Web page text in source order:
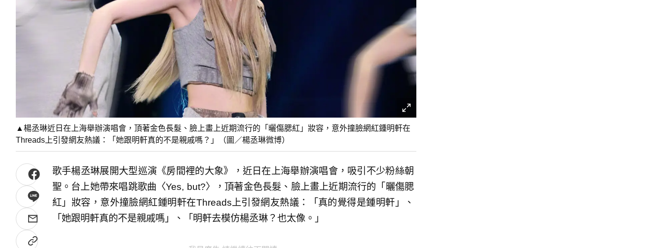
▲楊丞琳近日在上海舉辦演唱會，頂著金色長髮、臉上畫上近期流行的「曬傷腮紅」妝容，意外撞臉網紅鍾明軒在
Threads上引發網友熱議：「她跟明軒真的不是親戚嗎？」（圖／楊丞琳微博）
歌手楊丞琳展開大型巡演《房間裡的大象》，近日在上海舉辦演唱會，吸引不少粉絲朝
聖。台上她帶來唱跳歌曲〈Yes, but?〉，頂著金色長髮、臉上畫上近期流行的「曬傷腮
紅」妝容，意外撞臉網紅鍾明軒在Threads上引發網友熱議：「真的覺得是鍾明軒」、
「她跟明軒真的不是親戚嗎」、「明軒去模仿楊丞琳？也太像。」